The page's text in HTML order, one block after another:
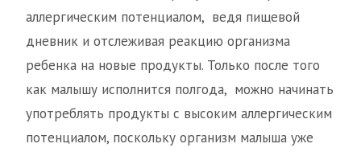
аллергическим потенциалом, ведя пищевой
дневник и отслеживая реакцию организма
ребенка на новые продукты. Только после того
как малышу исполнится полгода, можно начинать
употреблять продукты с высоким аллергическим
потенциалом, поскольку организм малыша уже